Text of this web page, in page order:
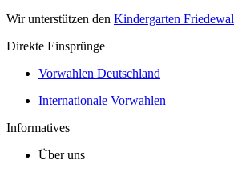
Wir unterstützen den Kindergarten
Direkte Einsprünge
Vorwahlen Deutschland
Internationale Vorwahlen
Informatives
Über uns